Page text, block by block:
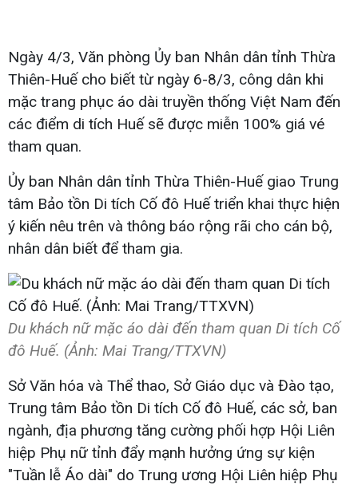
Ngày 4/3, Văn phòng Ủy ban Nhân dân tỉnh Thừa
Thiên-Huế cho biết từ ngày 6-8/3, công dân khi
mặc trang phục áo dài truyền thống Việt Nam đến
các điểm di tích Huế sẽ được miễn 100% giá vé
tham quan.
Ủy ban Nhân dân tỉnh Thừa Thiên-Huế giao Trung
tâm Bảo tồn Di tích Cố đô Huế triển khai thực hiện
ý kiến nêu trên và thông báo rộng rãi cho cán bộ,
nhân dân biết để tham gia.
Du khách nữ mặc áo dài đến tham quan Di tích Cố
đô Huế. (Ảnh: Mai Trang/TTXVN)
Sở Văn hóa và Thể thao, Sở Giáo dục và Đào tạo,
Trung tâm Bảo tồn Di tích Cố đô Huế, các sở, ban
ngành, địa phương tăng cường phối hợp Hội Liên
hiệp Phụ nữ tỉnh đẩy mạnh hưởng ứng sự kiện
"Tuần lễ Áo dài" do Trung ương Hội Liên hiệp Phụ